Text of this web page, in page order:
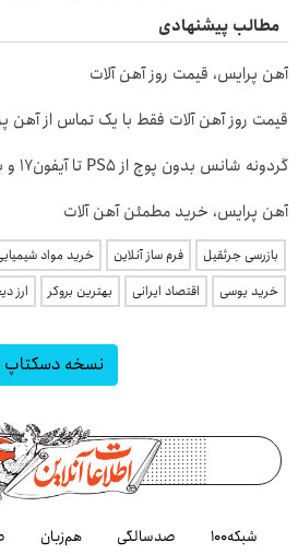
مطالب پیشنهادی
آهن پرایس، قیمت روز آهن آلات
قیمت روز آهن آلات فقط با یک تماس از آهن
گردونه شانس بدون پوچ از PS5 تا آیفون17 و بیت کوین 🔥
آهن پرایس، خرید مطمئن آهن آلات
بازرسی جرثقیل فرم ساز آنلاین خرید مواد
خرید یوسی
اقتصاد ایرانی بهترین بروکر ارز
نسخه دسکتاپ
شبکه۱۰۰ صدسالگی هم‌زبان